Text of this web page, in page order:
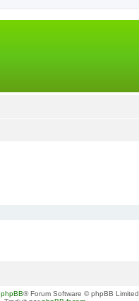
phpBB® Forum Software © phpBB Limited